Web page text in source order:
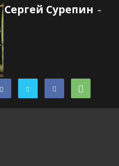
Сергей Сурепин -